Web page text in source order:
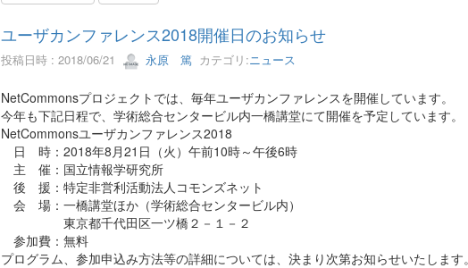
ユーザカンファレンス2018開催日のお知らせ
投稿日時 : 2018/06/21 永原 篤 カテゴリ:ニュース
NetCommonsプロジェクトでは、毎年ユーザカンファレンスを開催しています。
今年も下記日程で、学術総合センタービル内一橋講堂にて開催を予定しています。
NetCommonsユーザカンファレンス2018
日 時：2018年8月21日（火）午前10時～午後6時
主 催：国立情報学研究所
後 援：特定非営利活動法人コモンズネット
会 場：一橋講堂ほか（学術総合センタービル内）
東京都千代田区一ツ橋２－１－２
参加費：無料
プログラム、参加申込み方法等の詳細については、決まり次第お知らせいたします。